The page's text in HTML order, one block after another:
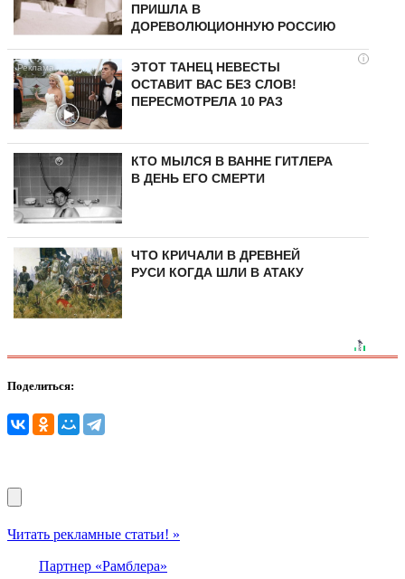
ПРИШЛА В
ДОРЕВОЛЮЦИОННУЮ РОССИЮ
i
ЭТОТ ТАНЕЦ НЕВЕСТЫ
ОСТАВИТ ВАС БЕЗ СЛОВ!
ПЕРЕСМОТРЕЛА 10 РАЗ
КТО МЫЛСЯ В ВАННЕ ГИТЛЕРА
В ДЕНЬ ЕГО СМЕРТИ
ЧТО КРИЧАЛИ В ДРЕВНЕЙ
РУСИ КОГДА ШЛИ В АТАКУ
Поделиться:
Читать рекламные статьи! »
Партнер «Рамблера»